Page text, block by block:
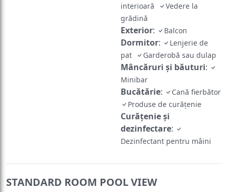
interioară
Vedere la
grădină
Exterior: Balcon
Dormitor:
Lenjerie de
pat
Garderobă sau dulap
Mâncăruri și băuturi:
Minibar
Bucătărie:
Cană fierbător
Produse de curățenie
Curățenie și
dezinfectare:
Dezinfectant pentru mâini
STANDARD ROOM POOL VIEW